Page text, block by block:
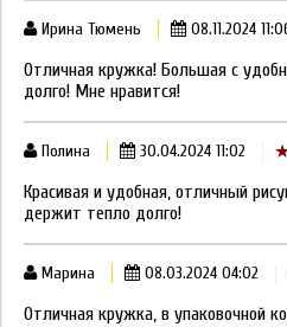
Ирина Тюмень 08.11.2024
Отличная кружка! Большая с
долго! Мне нравится!
Полина 30.04.2024 11:02
Красивая и удобная, отличный
держит тепло долго!
Марина 08.03.2024 04:02
Отличная кружка, в упаковочной